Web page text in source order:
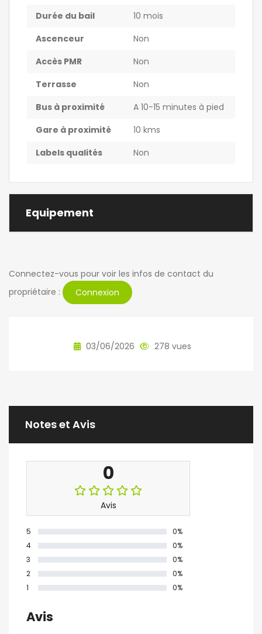
Durée du bail
10 mois
Ascenceur
Non
Accès PMR
Non
Terrasse
Non
Bus à proximité
A 10-15 minutes à pied
Gare à proximité
10 kms
Labels qualités
Non
Equipement
Connectez-vous pour voir les infos de contact du
propriétaire :
Connexion
03/06/2026 278 vues
Notes et Avis
0
Avis
5
0%
4
0%
3
0%
2
0%
1
0%
Avis